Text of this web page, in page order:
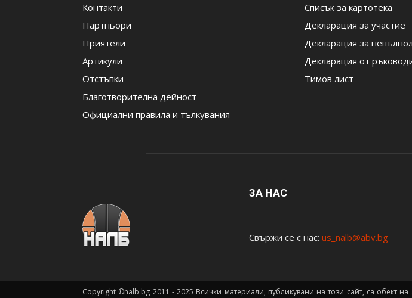
Контакти
Партньори
Приятели
Артикули
Отстъпки
Благотворителна дейност
Официални правила и тълкувания
Списък за картотека
Декларация за участие
Декларация за
Декларация от
Тимов лист
ЗА НАС
Свържи се с нас: us_nalb@abv.bg
Copyright ©nalb.bg 2011 - 2025 Всички материали, публикувани на този сайт, са обект